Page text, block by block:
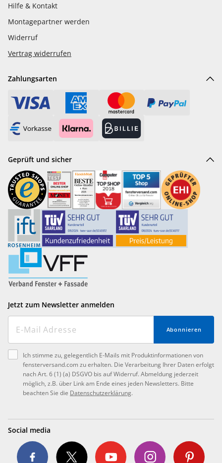
Hilfe & Kontakt
Montagepartner werden
Widerruf
Vertrag widerrufen
Zahlungsarten
Geprüft und sicher
Jetzt zum Newsletter anmelden
Abonnieren
Ich stimme zu, gelegentlich E-Mails mit Produktinformationen von
fensterversand.com zu erhalten. Die Verarbeitung Ihrer Daten erfolgt
nach Art. 6 (1) (a) DSGVO bis auf Widerruf. Abmeldung jederzeit
möglich, z.B. über Link am Ende eines jeden Newsletters. Bitte
beachten Sie die Datenschutzerklärung.
Social media